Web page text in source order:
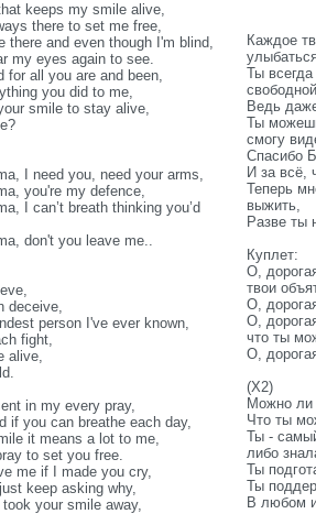
keeps my smile alive,
there to set me free,
there and even though I'm blind,
my eyes again to see.
for all you are and been,
you did to me,
smile to stay alive,
I need you, need your arms,
you're my defence,
I can’t breath thinking you’d
don't you leave me..
deceive,
person I've ever known,
fight,
alive,
in my every pray,
if you can breathe each day,
it means a lot to me,
to set you free.
me if I made you cry,
keep asking why,
took your smile away,
Каждое
Ты
Ведь
Ты
смогу
Спасибо
И за всё,
Теперь
выжить,
Разве ты
Куплет:
О,
твои
О,
О,
что ты
О,
(X2)
Можно ли
Что ты
Ты -
либо
Ты
Ты
В любом